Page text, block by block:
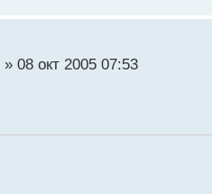
» 08 окт 2005 07:53